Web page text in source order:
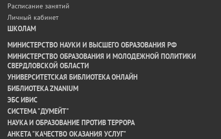
Расписание занятий
Личный кабинет
ШКОЛАМ
МИНИСТЕРСТВО НАУКИ И ВЫСШЕГО ОБРАЗОВАНИЯ РФ
МИНИСТЕРСТВО ОБРАЗОВАНИЯ И МОЛОДЕЖНОЙ ПОЛИТИКИ
СВЕРДЛОВСКОЙ ОБЛАСТИ
УНИВЕРСИТЕТСКАЯ БИБЛИОТЕКА ОНЛАЙН
БИБЛИОТЕКА ZNANIUM
ЭБС ИВИС
СИСТЕМА "ДУМЕЙТ"
НАУКА И ОБРАЗОВАНИЕ ПРОТИВ ТЕРРОРА
АНКЕТА "КАЧЕСТВО ОКАЗАНИЯ УСЛУГ"